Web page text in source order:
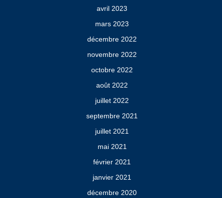
avril 2023
mars 2023
décembre 2022
novembre 2022
octobre 2022
août 2022
juillet 2022
septembre 2021
juillet 2021
mai 2021
février 2021
janvier 2021
décembre 2020